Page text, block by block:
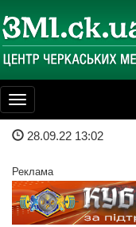
Toggle
navigation
28.09.22 13:02
Реклама